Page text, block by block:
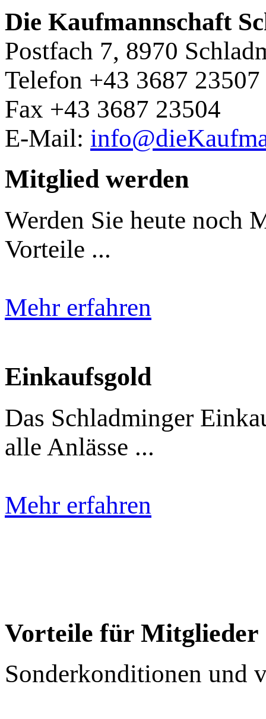
Die Kaufmannschaft
Postfach 7, 8970
Telefon +43 3687 23507
Fax +43 3687 23504
E-Mail:
Mitglied werden
Werden Sie heute noch
Vorteile ...
Mehr erfahren
Einkaufsgold
Das Schladminger
alle Anlässe ...
Mehr erfahren
Vorteile für Mitglieder
Sonderkonditionen und